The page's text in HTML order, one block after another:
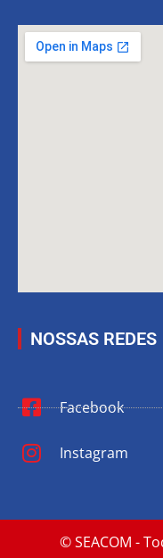
NOSSAS REDES
Facebook
Instagram
© SEACOM -